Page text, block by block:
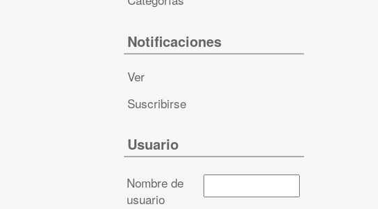
Notificaciones
Ver
Suscribirse
Usuario
Nombre de
usuario